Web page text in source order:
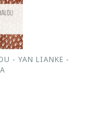
- YAN LIANKE -